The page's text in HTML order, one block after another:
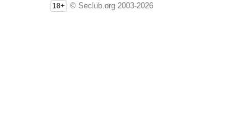
18+ © Seclub.org 2003-2026